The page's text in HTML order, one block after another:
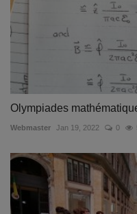
Olympiades
Webmaster Jan 19, 2022 0